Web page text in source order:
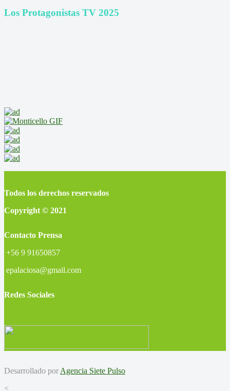
Los Protagonistas TV 2025
Todos los derechos reservados
Copyright © 2021
Contacto Prensa
+56 9 91650857
epalaciosa@gmail.com
Redes Sociales
Desarrollado por Agencia Siete Pulso
<